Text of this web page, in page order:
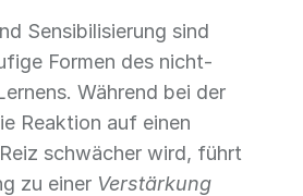
Sensibilisierung sind
Formen des nicht-
Während bei der
Reaktion auf einen
schwächer wird, führt
zu einer Verstärkung